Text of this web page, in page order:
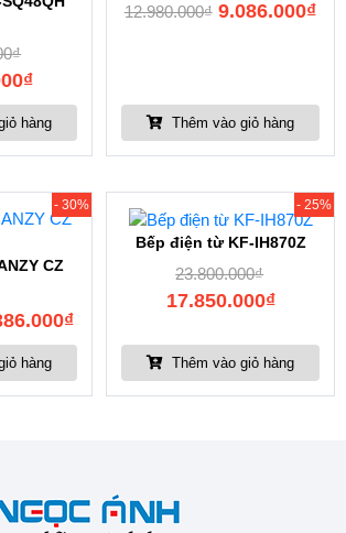
₫
₫
hàng
12.980.000₫ 9.086.000₫
Thêm vào giỏ hàng
- 30%
CZ
₫
hàng
- 25%
Bếp điện từ KF-IH870Z
23.800.000₫
17.850.000₫
Thêm vào giỏ hàng